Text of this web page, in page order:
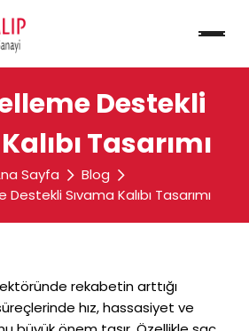
Destekli
Tasarımı
Sayfa
Blog
Sıvama Kalıbı Tasarımı
rekabetin arttığı
hız, hassasiyet ve